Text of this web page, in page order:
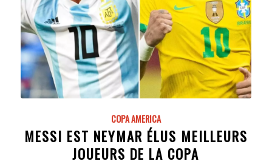
COPA AMERICA
MESSI EST NEYMAR ÉLUS MEILLEURS
JOUEURS DE LA COPA